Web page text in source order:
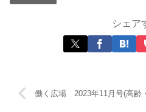
シェア
働く広場 2023年11月号(高齢